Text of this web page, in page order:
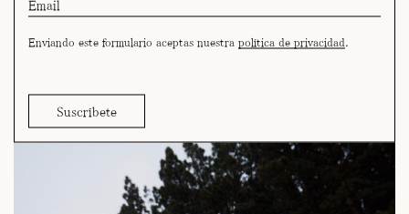
Enviando este formulario aceptas nuestra política de privacidad